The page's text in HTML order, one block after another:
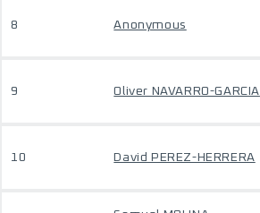
8 Anonymous
9 Oliver NAVARRO-GARCIA
10 David PEREZ-HERRERA